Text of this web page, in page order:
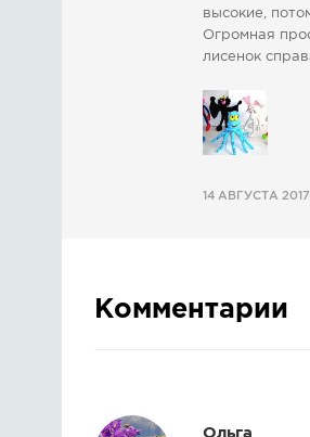
высокие,
Огромная
лисенок
14 АВГУСТА 2017
Комментарии
Ольга